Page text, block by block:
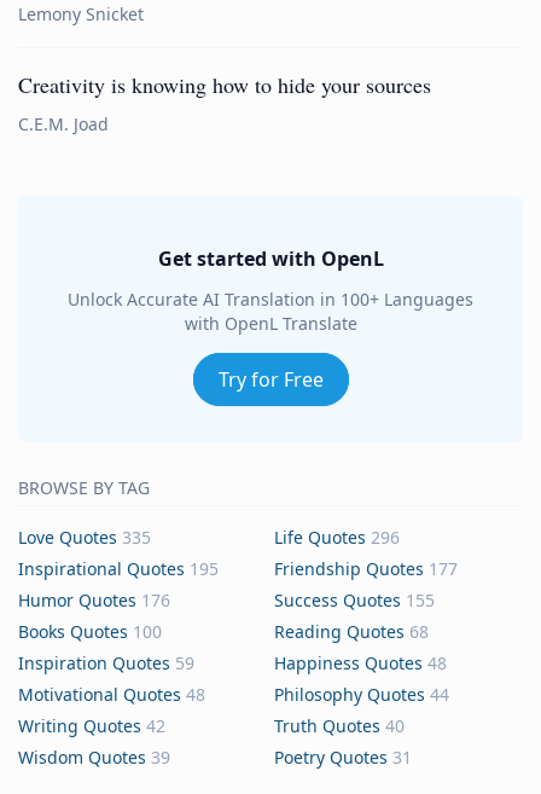
Lemony Snicket
Creativity is knowing how to hide your sources
C.E.M. Joad
Get started with OpenL
Unlock Accurate AI Translation in 100+ Languages
with OpenL Translate
Try for Free
BROWSE BY TAG
Love Quotes 335 Life Quotes 296
Inspirational Quotes 195 Friendship Quotes 177
Humor Quotes 176 Success Quotes 155
Books Quotes 100 Reading Quotes 68
Inspiration Quotes 59 Happiness Quotes 48
Motivational Quotes 48 Philosophy Quotes 44
Writing Quotes 42 Truth Quotes 40
Wisdom Quotes 39 Poetry Quotes 31